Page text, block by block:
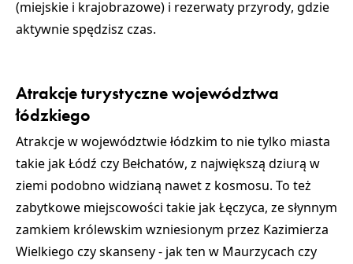
(miejskie i krajobrazowe) i rezerwaty przyrody, gdzie
aktywnie spędzisz czas.
Atrakcje turystyczne województwa
łódzkiego
Atrakcje w województwie łódzkim to nie tylko miasta
takie jakŁódź czy Bełchatów, z największą dziurą w
ziemi podobno widzianą nawet z kosmosu. To też
zabytkowe miejscowości takie jakŁęczyca, ze słynnym
zamkiem królewskim wzniesionym przez Kazimierza
Wielkiego czyskanseny- jak ten w Maurzycach czy